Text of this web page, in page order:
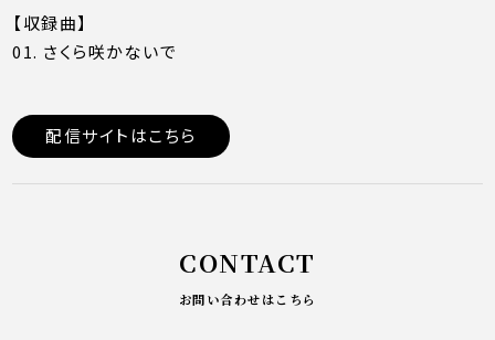
【収録曲】
01. さくら咲かないで
配信サイトはこちら
CONTACT
お問い合わせはこちら